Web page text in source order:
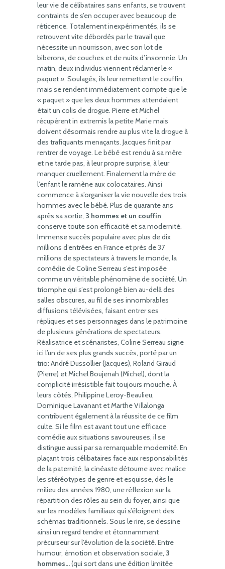
leur vie de célibataires sans enfants, se trouvent
contraints de s’en occuper avec beaucoup de
réticence. Totalement inexpérimentés, ils se
retrouvent vite débordés par le travail que
nécessite un nourrisson, avec son lot de
biberons, de couches et de nuits d’insomnie. Un
matin, deux individus viennent réclamer le «
paquet ». Soulagés, ils leur remettent le couffin,
mais se rendent immédiatement compte que le
« paquet » que les deux hommes attendaient
était un colis de drogue. Pierre et Michel
récupèrent in extremis la petite Marie mais
doivent désormais rendre au plus vite la drogue à
des trafiquants menaçants. Jacques finit par
rentrer de voyage. Le bébé est rendu à sa mère
et ne tarde pas, à leur propre surprise, à leur
manquer cruellement. Finalement la mère de
l’enfant le ramène aux colocataires. Ainsi
commence à s’organiser la vie nouvelle des trois
hommes avec le bébé. Plus de quarante ans
après sa sortie, 3 hommes et un couffin
conserve toute son efficacité et sa modernité.
Immense succès populaire avec plus de dix
millions d’entrées en France et près de 37
millions de spectateurs à travers le monde, la
comédie de Coline Serreau s’est imposée
comme un véritable phénomène de société. Un
triomphe qui s’est prolongé bien au-delà des
salles obscures, au fil de ses innombrables
diffusions télévisées, faisant entrer ses
répliques et ses personnages dans le patrimoine
de plusieurs générations de spectateurs.
Réalisatrice et scénaristes, Coline Serreau signe
ici l’un de ses plus grands succès, porté par un
trio: André Dussollier (Jacques), Roland Giraud
(Pierre) et Michel Boujenah (Michel), dont la
complicité irrésistible fait toujours mouche. À
leurs côtés, Philippine Leroy-Beaulieu,
Dominique Lavanant et Marthe Villalonga
contribuent également à la réussite de ce film
culte. Si le film est avant tout une efficace
comédie aux situations savoureuses, il se
distingue aussi par sa remarquable modernité. En
plaçant trois célibataires face aux responsabilités
de la paternité, la cinéaste détourne avec malice
les stéréotypes de genre et esquisse, dès le
milieu des années 1980, une réflexion sur la
répartition des rôles au sein du foyer, ainsi que
sur les modèles familiaux qui s’éloignent des
schémas traditionnels. Sous le rire, se dessine
ainsi un regard tendre et étonnamment
précurseur sur l’évolution de la société. Entre
humour, émotion et observation sociale, 3
hommes…(qui sort dans une édition limitée